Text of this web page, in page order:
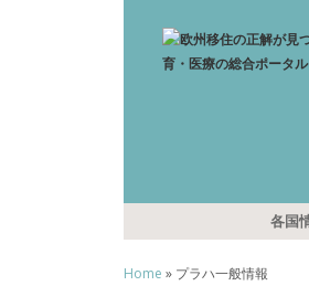
各国
Home » プラハ一般情報